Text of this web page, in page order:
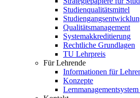
Studienqualitätsmittel
Qualitätsmanagement
Systemakkreditierung
Rechtliche Grundlagen
TU Lehrpreis
Für Lehrende
Informationen für
Konzepte